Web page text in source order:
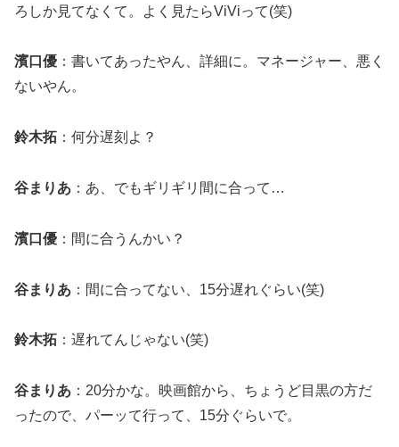
ろしか見てなくて。よく見たらViViって(笑)
濱口優 ：書いてあったやん、詳細に。マネージャー、悪く
ないやん。
鈴木拓 ：何分遅刻よ？
谷まりあ ：あ、でもギリギリ間に合って…
濱口優 ：間に合うんかい？
谷まりあ ：間に合ってない、15分遅れぐらい(笑)
鈴木拓 ：遅れてんじゃない(笑)
谷まりあ ：20分かな。映画館から、ちょうど目黒の方だ
ったので、パーッて行って、15分ぐらいで。